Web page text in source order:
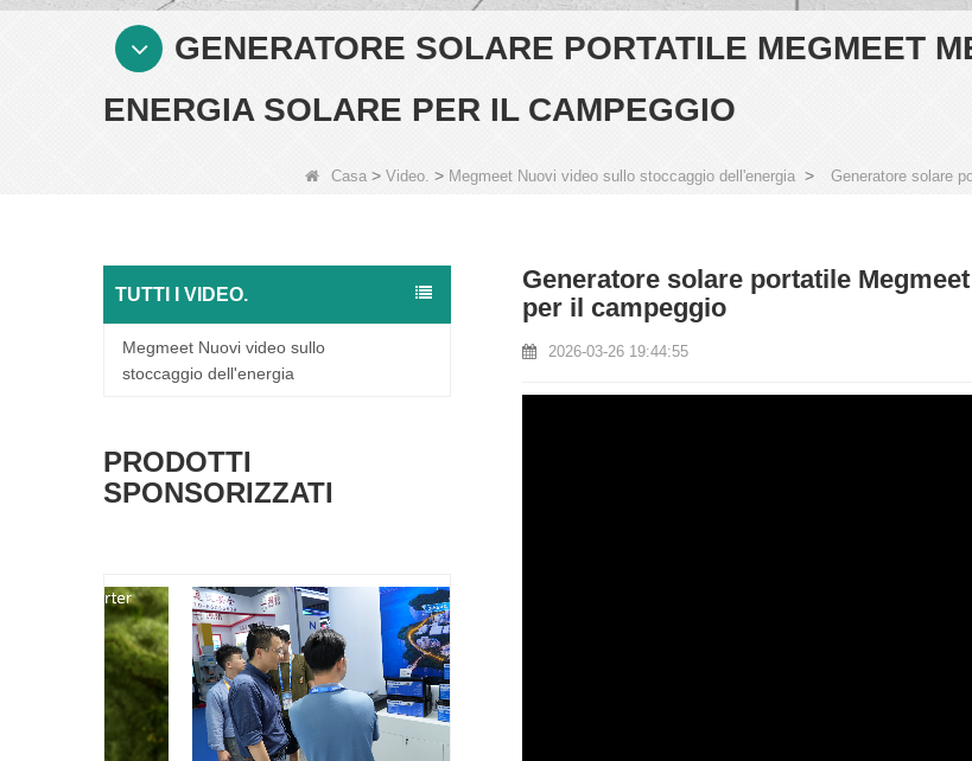
GENERATORE SOLARE PORTATILE MEGMEET
ENERGIA SOLARE PER IL CAMPEGGIO
Casa > Video. > Megmeet Nuovi video sullo stoccaggio dell'energia > Generatore solare
TUTTI I VIDEO.
Megmeet Nuovi video sullo
stoccaggio dell'energia
PRODOTTI
SPONSORIZZATI
Generatore solare portatile
per il campeggio
2026-03-26 19:44:55